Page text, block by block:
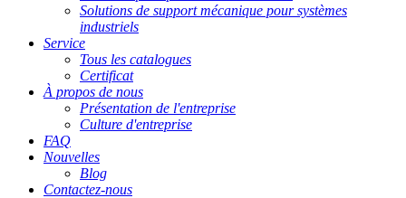
Solutions de support mécanique pour systèmes
industriels
Service
Tous les catalogues
Certificat
À propos de nous
Présentation de l'entreprise
Culture d'entreprise
FAQ
Nouvelles
Blog
Contactez-nous